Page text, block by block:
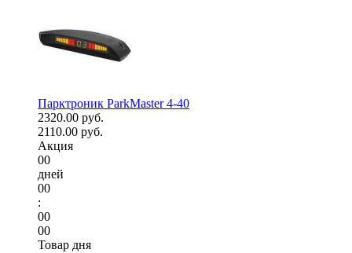
Парктроник ParkMaster 4-40
2320.00 руб.
2110.00 руб.
Акция
00
дней
00
:
00
00
Товар дня